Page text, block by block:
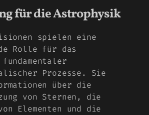
für die Astrophysik
spielen eine
Rolle für das
Prozesse. Sie
über die
von Sternen, die
Elementen und die